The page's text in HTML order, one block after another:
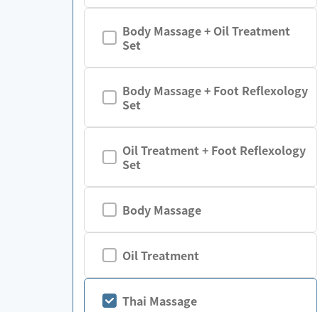
Body Massage + Oil Treatment
Set
Body Massage + Foot Reflexology
Set
Oil Treatment + Foot Reflexology
Set
Body Massage
Oil Treatment
Thai Massage